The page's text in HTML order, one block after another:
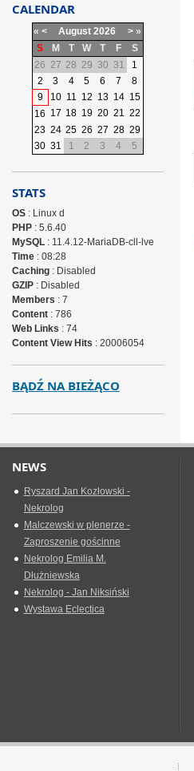
CALENDAR
« < August 2026 > »
S
M T W T F
S
26 27 28 29 30 31
1
2
3 4 5 6 7
8
9
10 11 12 13 14 15
16 17 18 19 20 21 22
23 24 25 26 27 28 29
30 31 1 2 3 4 5
STATS
OS: Linux d
PHP: 5.6.40
MySQL: 11.4.12-MariaDB-cll-lve
Time: 08:28
Caching: Disabled
GZIP: Disabled
Members : 7
Content: 786
Web Links : 74
Content View Hits : 20006054
BĄDŹ NA BIEŻĄCO
NEWS
Ryszard Jan Kozłowski -
Nekrolog
Malczewski w plenerze -
Zaproszenie gościnne
Nekrolog Emilia M.
Dłużniewska
Nekrolog - Jan Niksiński
Wystawa Eclectica